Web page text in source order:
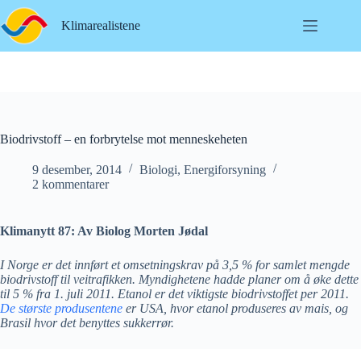
Hopp
til
innholdet
Klimarealistene
Biodrivstoff – en forbrytelse mot menneskeheten
9 desember, 2014 Biologi, Energiforsyning
2 kommentarer
Klimanytt 87: Av Biolog Morten Jødal
I Norge er det innført et omsetningskrav på 3,5 % for samlet mengde
biodrivstoff til veitrafikken. Myndighetene hadde planer om å øke dette
til 5 % fra 1. juli 2011. Etanol er det viktigste biodrivstoffet per 2011.
De største produsentene er USA, hvor etanol produseres av mais, og
Brasil hvor det benyttes sukkerrør.